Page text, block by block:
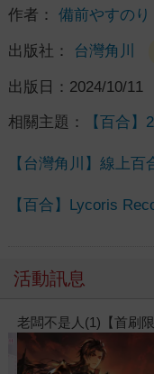
作者： 備前やすのり
出版社： 台灣角川
出版日： 2024/10/11
相關主題： 【百合
【台灣角川】線上百
【百合】Lycoris
活動訊息
春光ｘ奇幻基地｜全